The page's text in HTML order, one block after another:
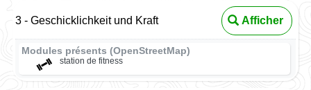
3 - Geschicklichkeit und Kraft Afficher
Modules présents (OpenStreetMap)
station de fitness